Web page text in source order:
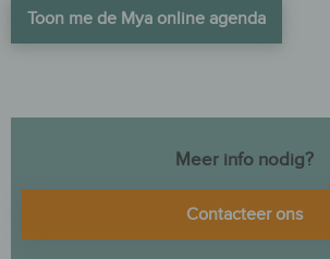
Toon me de Mya online agenda
Meer info nodig?
Contacteer ons